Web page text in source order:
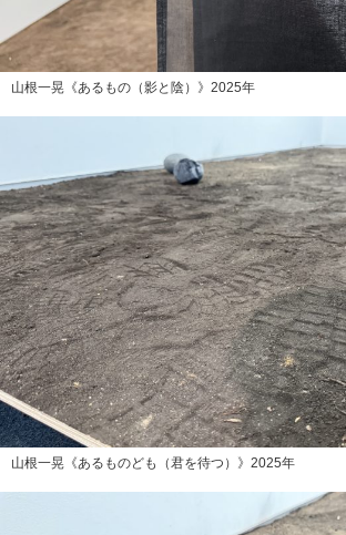
山根一晃《あるもの（影と陰）》2025年
山根一晃《あるものども（君を待つ）》2025年